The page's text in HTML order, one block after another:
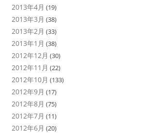
2013年4月 (19)
2013年3月 (38)
2013年2月 (33)
2013年1月 (38)
2012年12月 (30)
2012年11月 (22)
2012年10月 (133)
2012年9月 (17)
2012年8月 (75)
2012年7月 (11)
2012年6月 (20)